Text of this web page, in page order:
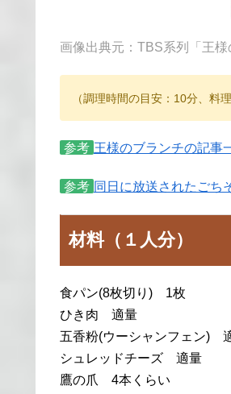
画像出典元：TBS系列「王様
（調理時間の目安：10分、料
参考 王様のブランチの記事
参考 同日に放送されたごち
材料（１人分）
食パン(8枚切り) 1枚
ひき肉 適量
五香粉(ウーシャンフェン)
シュレッドチーズ 適量
鷹の爪 4本くらい